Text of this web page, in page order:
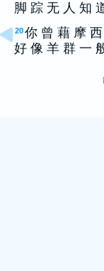
脚 踪 无 人 知
20你 曾 藉 摩
好 像 羊 群 一